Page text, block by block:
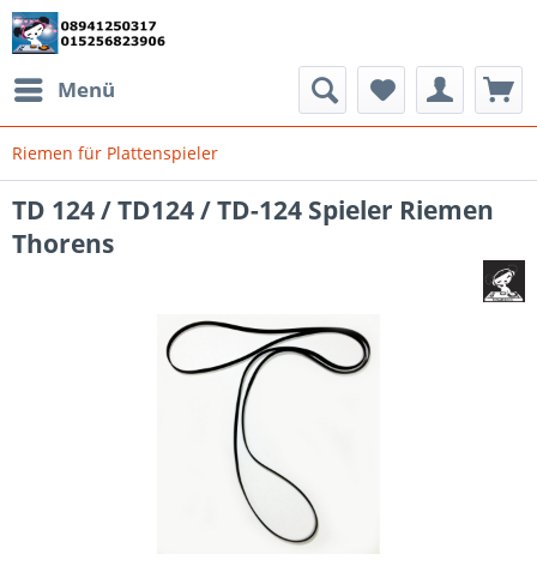
Menü
Riemen für Plattenspieler
TD 124 / TD124 / TD-124 Spieler Riemen
Thorens